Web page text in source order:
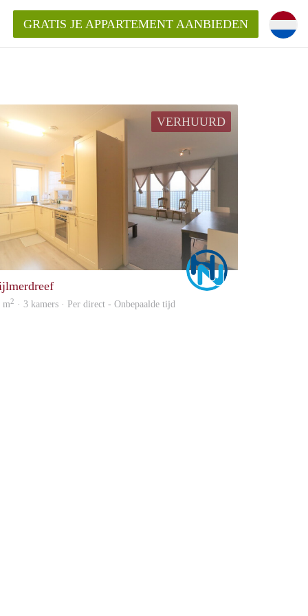
appartement in Amsterdam?
van een huur appartement?
in Amsterdam?
GRATIS JE APPARTEMENT AANBIEDEN
VERHUURD
m2 · 3 kamers · Per direct - Onbepaalde tijd